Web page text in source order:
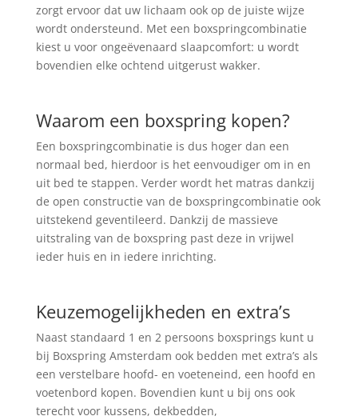
zorgt ervoor dat uw lichaam ook op de juiste wijze
wordt ondersteund. Met een boxspringcombinatie
kiest u voor ongeëvenaard slaapcomfort: u wordt
bovendien elke ochtend uitgerust wakker.
Waarom een boxspring kopen?
Een boxspringcombinatie is dus hoger dan een
normaal bed, hierdoor is het eenvoudiger om in en
uit bed te stappen. Verder wordt het matras dankzij
de open constructie van de boxspringcombinatie ook
uitstekend geventileerd. Dankzij de massieve
uitstraling van de boxspring past deze in vrijwel
ieder huis en in iedere inrichting.
Keuzemogelijkheden en extra’s
Naast standaard 1 en 2 persoons boxsprings kunt u
bij Boxspring Amsterdam ook bedden met extra’s als
een verstelbare hoofd- en voeteneind, een hoofd en
voetenbord kopen. Bovendien kunt u bij ons ook
terecht voor kussens, dekbedden,